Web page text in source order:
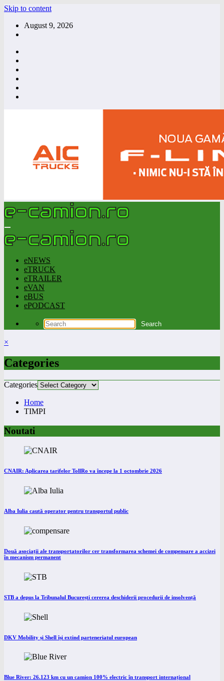
Skip to content
August 9, 2026
eNEWS
eTRUCK
eTRAILER
eVAN
eBUS
ePODCAST
×
Categories
Categories
Home
TIMPI
Noutati
CNAIR: Aplicarea tarifelor TollRo va începe la 1 octombrie 2026
Alba Iulia caută operator pentru transportul public
Două asociații ale transportatorilor cer transformarea schemei de compensare a accizei
în mecanism permanent
STB a depus la Tribunalul București cererea deschiderii procedurii de insolvență
DKV Mobility și Shell își extind parteneriatul european
Blue River: 26.123 km cu un camion 100% electric în transport internațional